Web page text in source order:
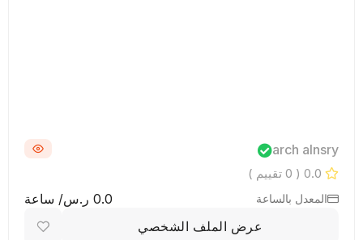
arch alnsry
0.0 ( 0 تقييم )
المعدل بالساعة
0.0 ر.س/ ساعة
عرض الملف الشخصي